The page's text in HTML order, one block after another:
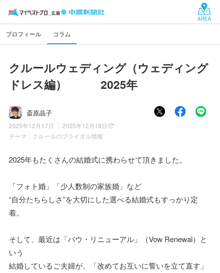
AREA
プロフィール コラム
クルールウェディング（ウェディング
ドレス編） 2025年
斎原晶子
2025年12月17日
2025年12月18日
テーマ： クルールのブライダル情報
2025年もたくさんの結婚式に携わらせて頂きました。
「フォト婚」「少人数制の家族婚」など
“自分たちらしさ”を大切にした選べる結婚式もすっかり定
着。
そして、最近は「バウ・リニューアル」（Vow Renewal）と
いう
結婚しているご夫婦が、「改めてお互いに誓いを立て直す」